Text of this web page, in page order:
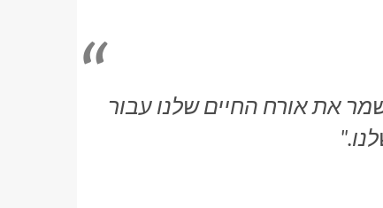
את אורח החיים שלנו עבור